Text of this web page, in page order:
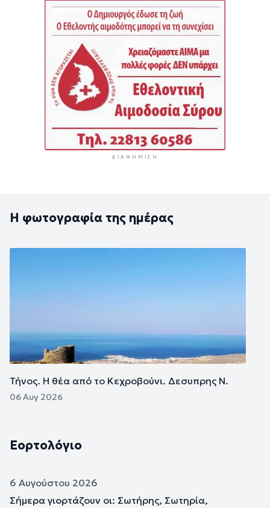
ΔΙΑΦΉΜΙΣΗ
Η φωτογραφία της ημέρας
Τήνος. Η θέα από το Κεχροβούνι. Δεσυπρης Ν.
06 Αυγ 2026
Εορτολόγιο
6 Αυγούστου 2026
Σήμερα γιορτάζουν οι: Σωτήρης, Σωτηρία,